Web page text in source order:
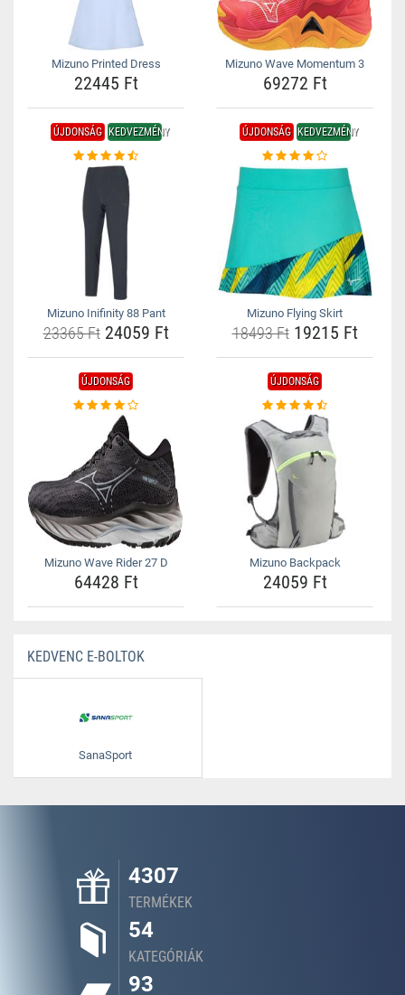
Mizuno Printed Dress
22445 Ft
Mizuno Wave Momentum 3
69272 Ft
ÚJDONSÁG KEDVEZMÉNY
Mizuno Inifinity 88 Pant
23365 Ft24059 Ft
ÚJDONSÁG KEDVEZMÉNY
Mizuno Flying Skirt
18493 Ft19215 Ft
ÚJDONSÁG
Mizuno Wave Rider 27 D
64428 Ft
ÚJDONSÁG
Mizuno Backpack
24059 Ft
KEDVENC E-BOLTOK
SanaSport
4307
TERMÉKEK
54
KATEGÓRIÁK
93